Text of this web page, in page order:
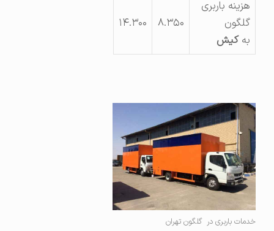
هزینه باربری
گلگون
کیش
۸.۳۵۰ ۱۴.۳۰۰
خدمات باربری در گلگون تهران